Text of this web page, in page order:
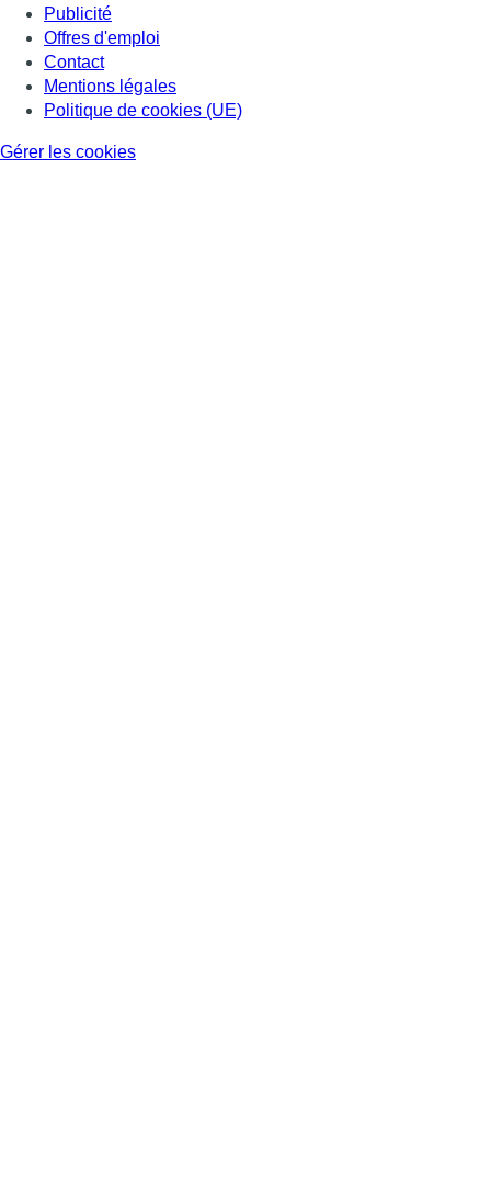
Publicité
Offres d'emploi
Contact
Mentions légales
Politique de cookies (UE)
Gérer les cookies